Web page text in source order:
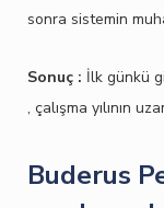
sonra sistemin
Sonuç : İlk günkü
, çalışma yılının
Buderus